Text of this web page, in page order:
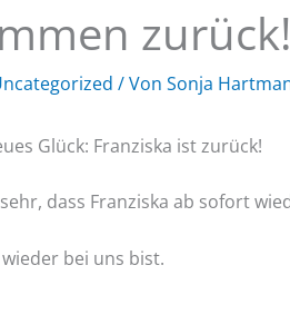
zurück!
/ Von Sonja
Glück: Franziska ist zurück!
dass Franziska ab sofort
bei uns bist.